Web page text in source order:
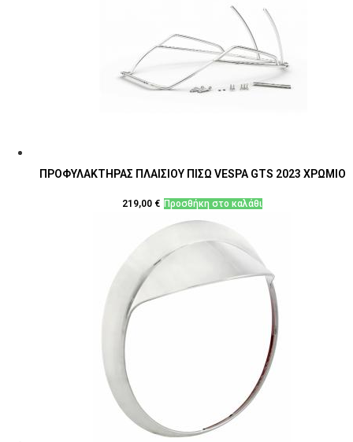
ΠΡΟΦΥΛΑΚΤΗΡΑΣ ΠΛΑΙΣΙΟΥ ΠΙΣΩ VESPA GTS 2023 ΧΡΩΜΙΟ
219,00 € Προσθήκη στο καλάθι